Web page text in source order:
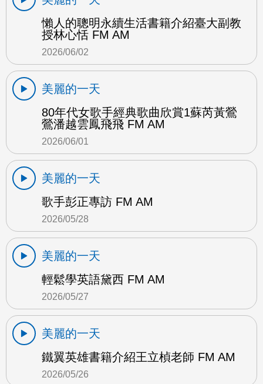
懶人的聰明永續生活書籍介紹臺大副教
授林心恬 FM AM
2026/06/02
美麗的一天
80年代女歌手經典歌曲欣賞1蘇芮黃鶯
鶯潘越雲鳳飛飛 FM AM
2026/06/01
美麗的一天
歌手彭正專訪 FM AM
2026/05/28
美麗的一天
輕鬆學英語黛西 FM AM
2026/05/27
美麗的一天
鐵翼英雄書籍介紹王立楨老師 FM AM
2026/05/26